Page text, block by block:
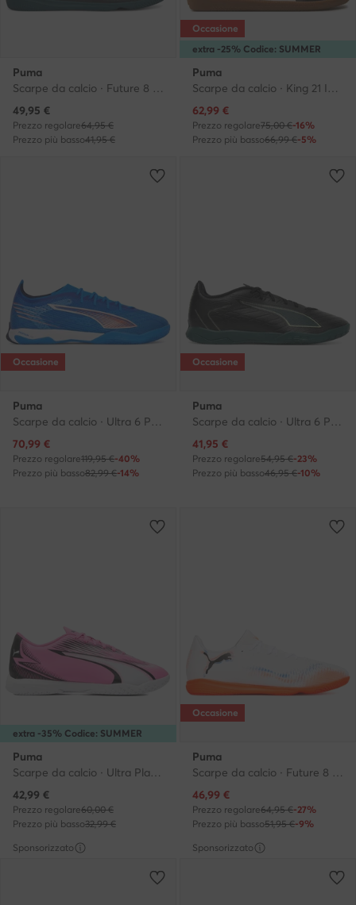
Puma
Scarpe da calcio · Future 8 Play It 108606 02 · Nero
Prezzo attuale
49,95 €
Prezzo regolare64,95 €
Prezzo più basso41,95 €
extra -25% Codice: SUMMER
Occasione
Puma
Scarpe da calcio · King 21 IT 106696 · Nero
Prezzo attuale
62,99 €
Prezzo regolare75,00 €-16%
Prezzo più basso66,99 €-5%
Occasione
Puma
Scarpe da calcio · Ultra 6 Pro Court 108550 01 · Blu
Prezzo attuale
70,99 €
Prezzo regolare119,95 €-40%
Prezzo più basso82,99 €-14%
Occasione
Puma
Scarpe da calcio · Ultra 6 Play It 108537 02 · Nero
Prezzo attuale
41,95 €
Prezzo regolare54,95 €-23%
Prezzo più basso46,95 €-10%
extra -35% Codice: SUMMER
Puma
Prezzo attuale
42,99 €
Prezzo regolare60,00 €
Prezzo più basso32,99 €
Occasione
Puma
Prezzo attuale
46,99 €
Prezzo regolare64,95 €-27%
Prezzo più basso51,95 €-9%
Sponsorizzato
Sponsorizzato